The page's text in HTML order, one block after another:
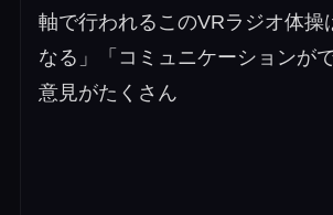
軸で行われるこのVRラジオ体操
なる」「コミュニケーションが
意見がたくさん